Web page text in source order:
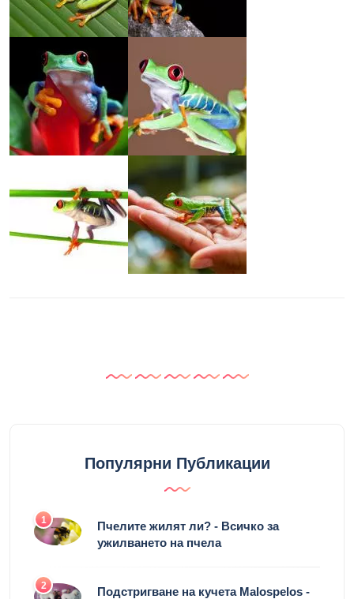
Популярни Публикации
1
Пчелите жилят ли? - Всичко за
ужилването на пчела
2
Подстригване на кучета Malospelos -